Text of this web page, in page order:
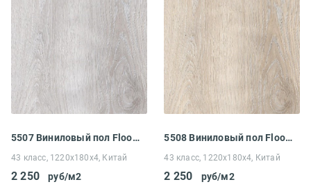
5507 Виниловый пол Floorwood Unit Дуб Алтей
43 класс, 1220x180x4, Китай
2 250 руб/м2
5508 Виниловый пол Floorwood Unit Дуб Алерана
43 класс, 1220x180x4, Китай
2 250 руб/м2